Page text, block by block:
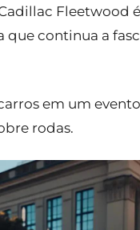
Fleetwood
continua a
em um
rodas.